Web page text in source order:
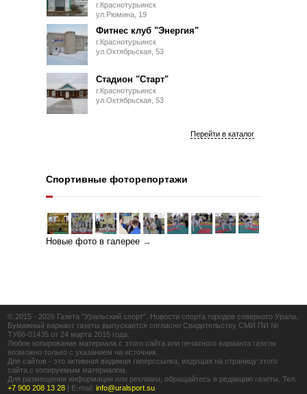
г.Краснотурьинск
ул.Рюмина, 19
Фитнес клуб "Энергия"
г.Краснотурьинск
ул.Октябрьская, 53
Стадион "Старт"
г.Краснотурьинск
ул.Октябрьская, 53
Перейти в каталог
Спортивные фоторепортажи
Новые фото в галерее →
© 2015 - 2026 Газета "Уральский спорт". Новости спорта городов северного Урала.
Бумажный вариант газеты выпускается согласно Свидетельству СМИ ПИ №
ТУ66-01435 от 24 марта 2015 года.
Любое копирование материала с этого сайта или печатного варианта газеты
возможно только с указанием на источник.
Для сайтов - это активная видимая гиперссылка, ведущая на страницу этого
сайта с копируемым материалом.
Для размещения информации или рекламы, обращайтесь в редакцию газеты. Тел.
+7 900 208 13 28 | E-mail:info@uralsport.su